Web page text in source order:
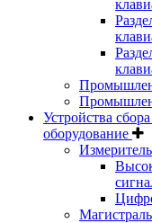
Устройства
оборудование